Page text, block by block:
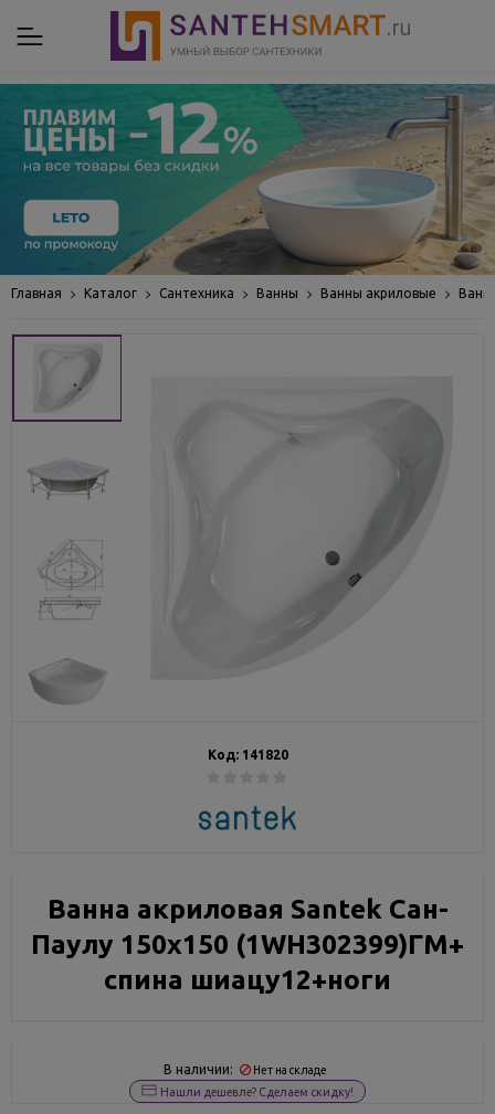
Главная Каталог Сантехника Ванны Ванны акриловые
Код: 141820
Ванна акриловая Santek Сан-
Паулу 150x150 (1WH302399)ГМ+
спина шиацу12+ноги
В наличии: Нет на складе
Нашли дешевле? Сделаем скидку!